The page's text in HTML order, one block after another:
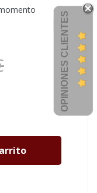
OPINIONES CLIENTES